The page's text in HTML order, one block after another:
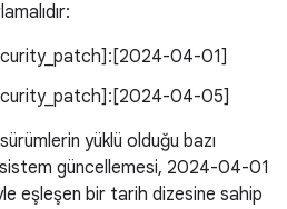
04-01]
04-05]
yüklü olduğu bazı
güncellemesi, 2024-04-01
eşleşen bir tarih dizesine sahip